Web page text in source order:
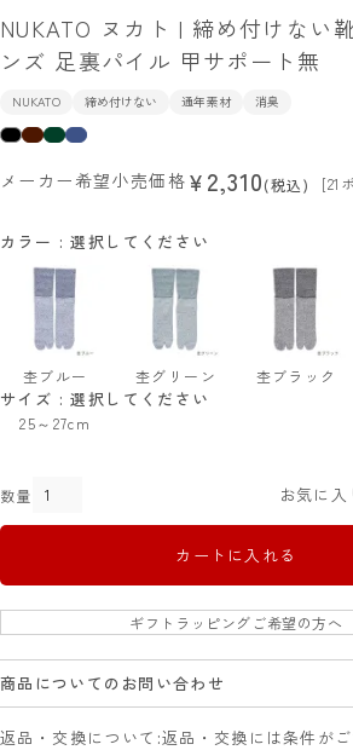
NUKATO ヌカト | 締め付けない
ンズ 足裏パイル 甲サポート無
NUKATO 締め付けない 通年素材 消臭
メーカー希望小売価格 ¥2,310 税込 [21
サイズ 選択してください
25～27cm
カラー 選択してください
杢ブルー 杢グリーン 杢ブラック
お気に入
カートに入れる
ギフトラッピングご希望の方へ
商品についてのお問い合わせ
返品・交換について 返品・交換には条件が